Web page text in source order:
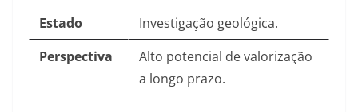
Estado
Investigação geológica.
Perspectiva
Alto potencial de valorização
a longo prazo.